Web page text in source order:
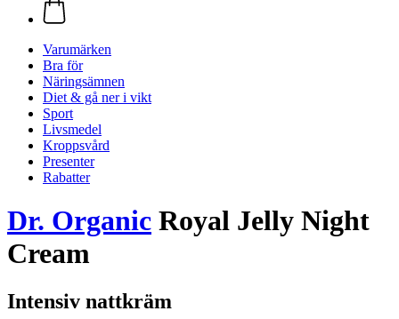
Varumärken
Bra för
Näringsämnen
Diet & gå ner i vikt
Sport
Livsmedel
Kroppsvård
Presenter
Rabatter
Dr. Organic Royal Jelly Night
Cream
Intensiv nattkräm